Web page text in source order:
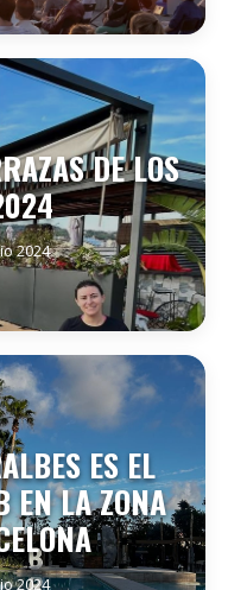
DE LOS
2024
ES EL
EN LA ZONA
2024